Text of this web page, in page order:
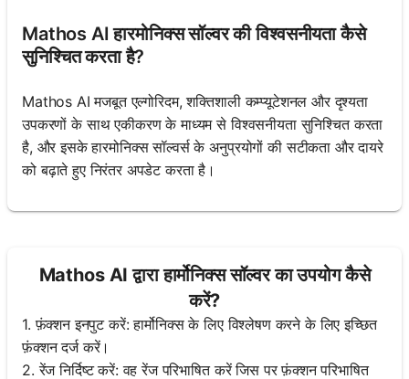
Mathos AI हारमोनिक्स सॉल्वर की विश्वसनीयता कैसे
सुनिश्चित करता है?
Mathos AI मजबूत एल्गोरिदम, शक्तिशाली कम्प्यूटेशनल और दृश्यता
उपकरणों के साथ एकीकरण के माध्यम से विश्वसनीयता सुनिश्चित करता
है, और इसके हारमोनिक्स सॉल्वर्स के अनुप्रयोगों की सटीकता और दायरे
को बढ़ाते हुए निरंतर अपडेट करता है।
Mathos AI द्वारा हार्मोनिक्स सॉल्वर का उपयोग कैसे
करें?
1. फ़ंक्शन इनपुट करें: हार्मोनिक्स के लिए विश्लेषण करने के लिए इच्छित
फ़ंक्शन दर्ज करें।
2. रेंज निर्दिष्ट करें: वह रेंज परिभाषित करें जिस पर फ़ंक्शन परिभाषित